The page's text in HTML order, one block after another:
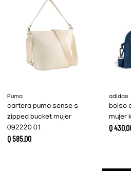
Puma
cartera puma sense s
zipped bucket mujer
092220 01
Q585.00
adidas
bolso
mujer
Q430.